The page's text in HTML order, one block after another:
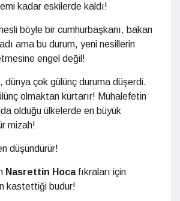
kadar eskilerde kaldı!
böyle bir cumhurbaşkanı, bakan
ama bu durum, yeni nesillerin
engel değil!
dünya çok gülünç duruma düşerdi.
olmaktan kurtarır! Muhalefetin
olduğu ülkelerde en büyük
mizah!
düşündürür!
Nasrettin Hocafıkraları için
kastettiği budur!